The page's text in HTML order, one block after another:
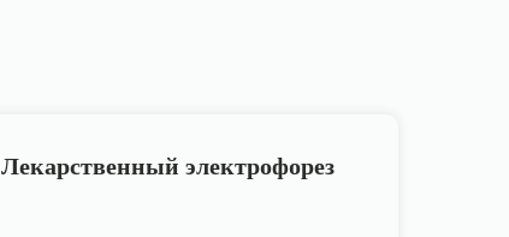
Лекарственный электрофорез